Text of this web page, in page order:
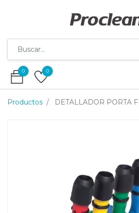
0 0
0 0
Productos DETALLADOR PORTA